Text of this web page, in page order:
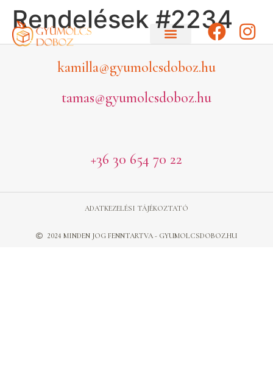
Rendelések #2234
kamilla@gyumolcsdoboz.hu
tamas@gyumolcsdoboz.hu
+36 30 654 70 22
2024 MINDEN JOG FENNTARTVA - GYUMOLCSDOBOZ.HU
ADATKEZELÉSI TÁJÉKOZTATÓ